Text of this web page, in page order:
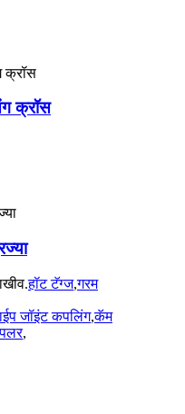
क्रॉस
हॉट टॅग्ज,गरम
जॉइंट कपलिंग,कॅम
,